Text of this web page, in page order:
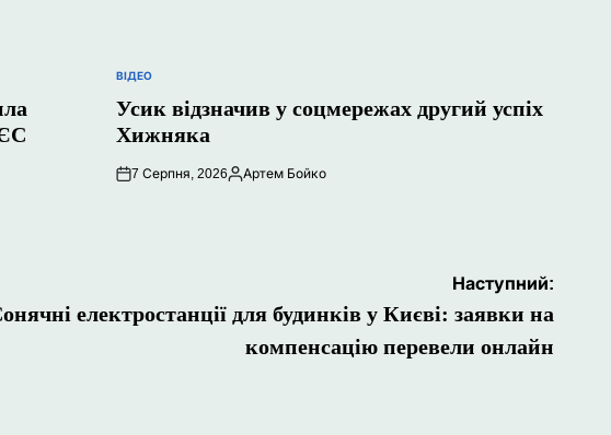
ОПУБЛІКУВАТИ
ВІДЕО
Усик відзначив у соцмережах другий успіх
Хижняка
7 Серпня, 2026
Опубліковано
Артем Бойко
Наступний:
електростанції для будинків у Києві: заявки на
компенсацію перевели онлайн